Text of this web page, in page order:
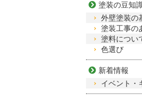
塗装の豆知
外壁塗装の
塗装工事の
塗料につい
色選び
新着情報
イベント・